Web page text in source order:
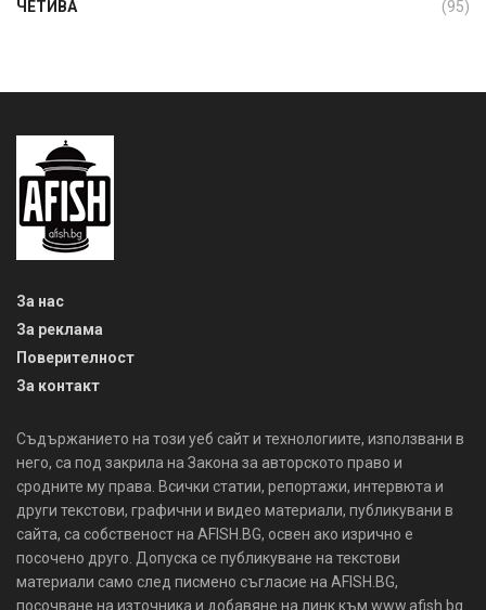
ЧЕТИВА (95)
За нас
За реклама
Поверителност
За контакт
Съдържанието на този уеб сайт и технологиите, използвани в
него, са под закрила на Закона за авторското право и
сродните му права. Всички статии, репортажи, интервюта и
други текстови, графични и видео материали, публикувани в
сайта, са собственост на AFISH.BG, освен ако изрично е
посочено друго. Допуска се публикуване на текстови
материали само след писмено съгласие на AFISH.BG,
посочване на източника и добавяне на линк към www.afish.bg.